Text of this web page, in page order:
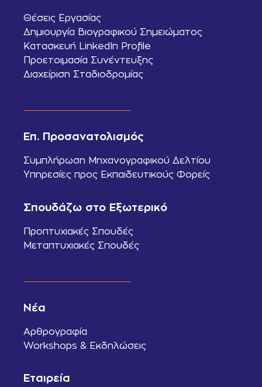
Θέσεις Εργασίας
Δημιουργία Βιογραφικού Σημειώματος
Κατασκευή LinkedIn Profile
Προετοιμασία Συνέντευξης
Διαχείριση Σταδιοδρομίας
Επ. Προσανατολισμός
Συμπλήρωση Μηχανογραφικού Δελτίου
Υπηρεσίες προς Εκπαιδευτικούς Φορείς
Σπουδάζω στο Εξωτερικό
Προπτυχιακές Σπουδές
Μεταπτυχιακές Σπουδές
Νέα
Αρθρογραφία
Workshops & Εκδηλώσεις
Εταιρεία